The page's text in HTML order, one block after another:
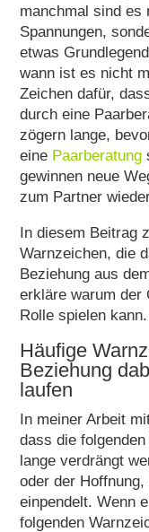
manchmal sind es
Spannungen,
etwas
wann ist es nicht
Zeichen dafür,
durch eine
zögern lange,
eine Paarberatung
gewinnen neue
zum Partner
In diesem Beitrag
Warnzeichen, die
Beziehung aus
erkläre warum der
Rolle spielen kann.
Häufige
Beziehung
laufen
In meiner Arbeit
dass die
lange verdrängt
oder der
einpendelt. Wenn
folgenden